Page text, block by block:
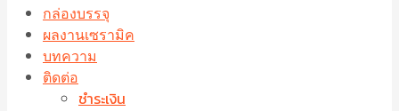
กล่องบรรจุ
ผลงานเซรามิค
บทความ
ติดต่อ
ชำระเงิน